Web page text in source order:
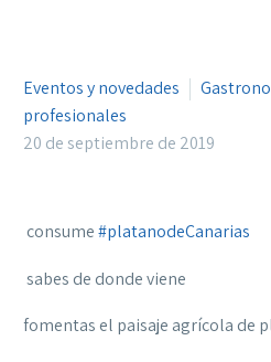
Eventos y novedades
profesionales
20 de septiembre de 2019
consume#platanodeCanarias
sabes de donde viene
fomentas el paisaje agrícola de